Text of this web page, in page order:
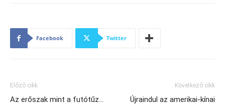
Facebook Twitter
Előző cikk
Az erőszak mint a futótűz…
Következő cikk
Újraindul az amerikai-kínai